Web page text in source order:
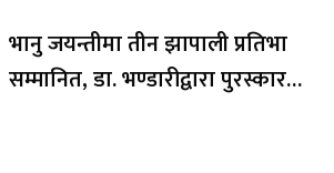
भानु जयन्तीमा तीन झापाली प्रतिभा
सम्मानित, डा. भण्डारीद्वारा पुरस्कार